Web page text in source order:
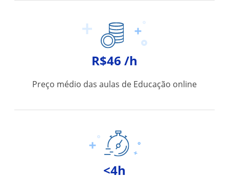
R$46 /h
Preço médio das aulas de Educação online
<4h